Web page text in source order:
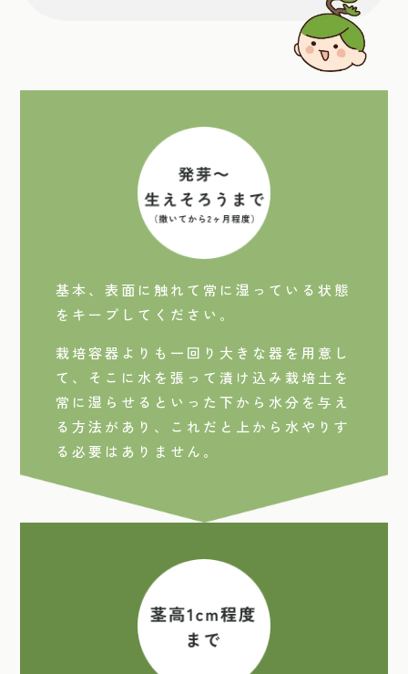
基本、表面に触れて常に湿っている状態
をキープしてください。
栽培容器よりも一回り大きな器を用意し
て、そこに水を張って漬け込み栽培土を
常に湿らせるといった下から水分を与え
る方法があり、これだと上から水やりす
る必要はありません。